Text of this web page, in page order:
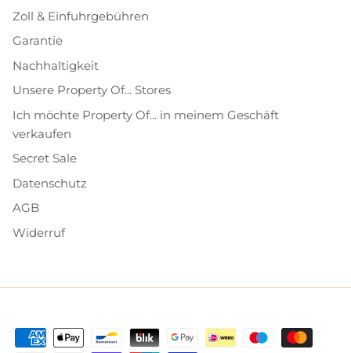
Zoll & Einfuhrgebühren
Garantie
Nachhaltigkeit
Unsere Property Of... Stores
Ich möchte Property Of... in meinem Geschäft
verkaufen
Secret Sale
Datenschutz
AGB
Widerruf